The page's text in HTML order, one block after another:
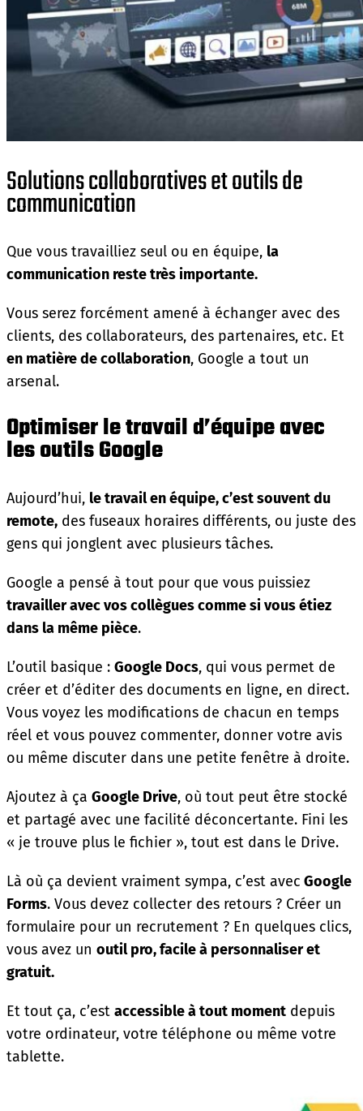
Solutions collaboratives et outils de
communication
Que vous travailliez seul ou en équipe, la
communication reste très importante.
Vous serez forcément amené à échanger avec des
clients, des collaborateurs, des partenaires, etc. Et
en matière de collaboration, Google a tout un
arsenal.
Optimiser le travail d’équipe avec
les outils Google
Aujourd’hui, le travail en équipe, c’est souvent du
remote, des fuseaux horaires différents, ou juste des
gens qui jonglent avec plusieurs tâches.
Google a pensé à tout pour que vous puissiez
travailler avec vos collègues comme si vous étiez
dans la même pièce.
L’outil basique : Google Docs, qui vous permet de
créer et d’éditer des documents en ligne, en direct.
Vous voyez les modifications de chacun en temps
réel et vous pouvez commenter, donner votre avis
ou même discuter dans une petite fenêtre à droite.
Ajoutez à ça Google Drive, où tout peut être stocké
et partagé avec une facilité déconcertante. Fini les
« je trouve plus le fichier », tout est dans le Drive.
Là où ça devient vraiment sympa, c’est avec Google
Forms. Vous devez collecter des retours ? Créer un
formulaire pour un recrutement ? En quelques clics,
vous avez un outil pro, facile à personnaliser et
gratuit.
Et tout ça, c’est accessible à tout moment depuis
votre ordinateur, votre téléphone ou même votre
tablette.